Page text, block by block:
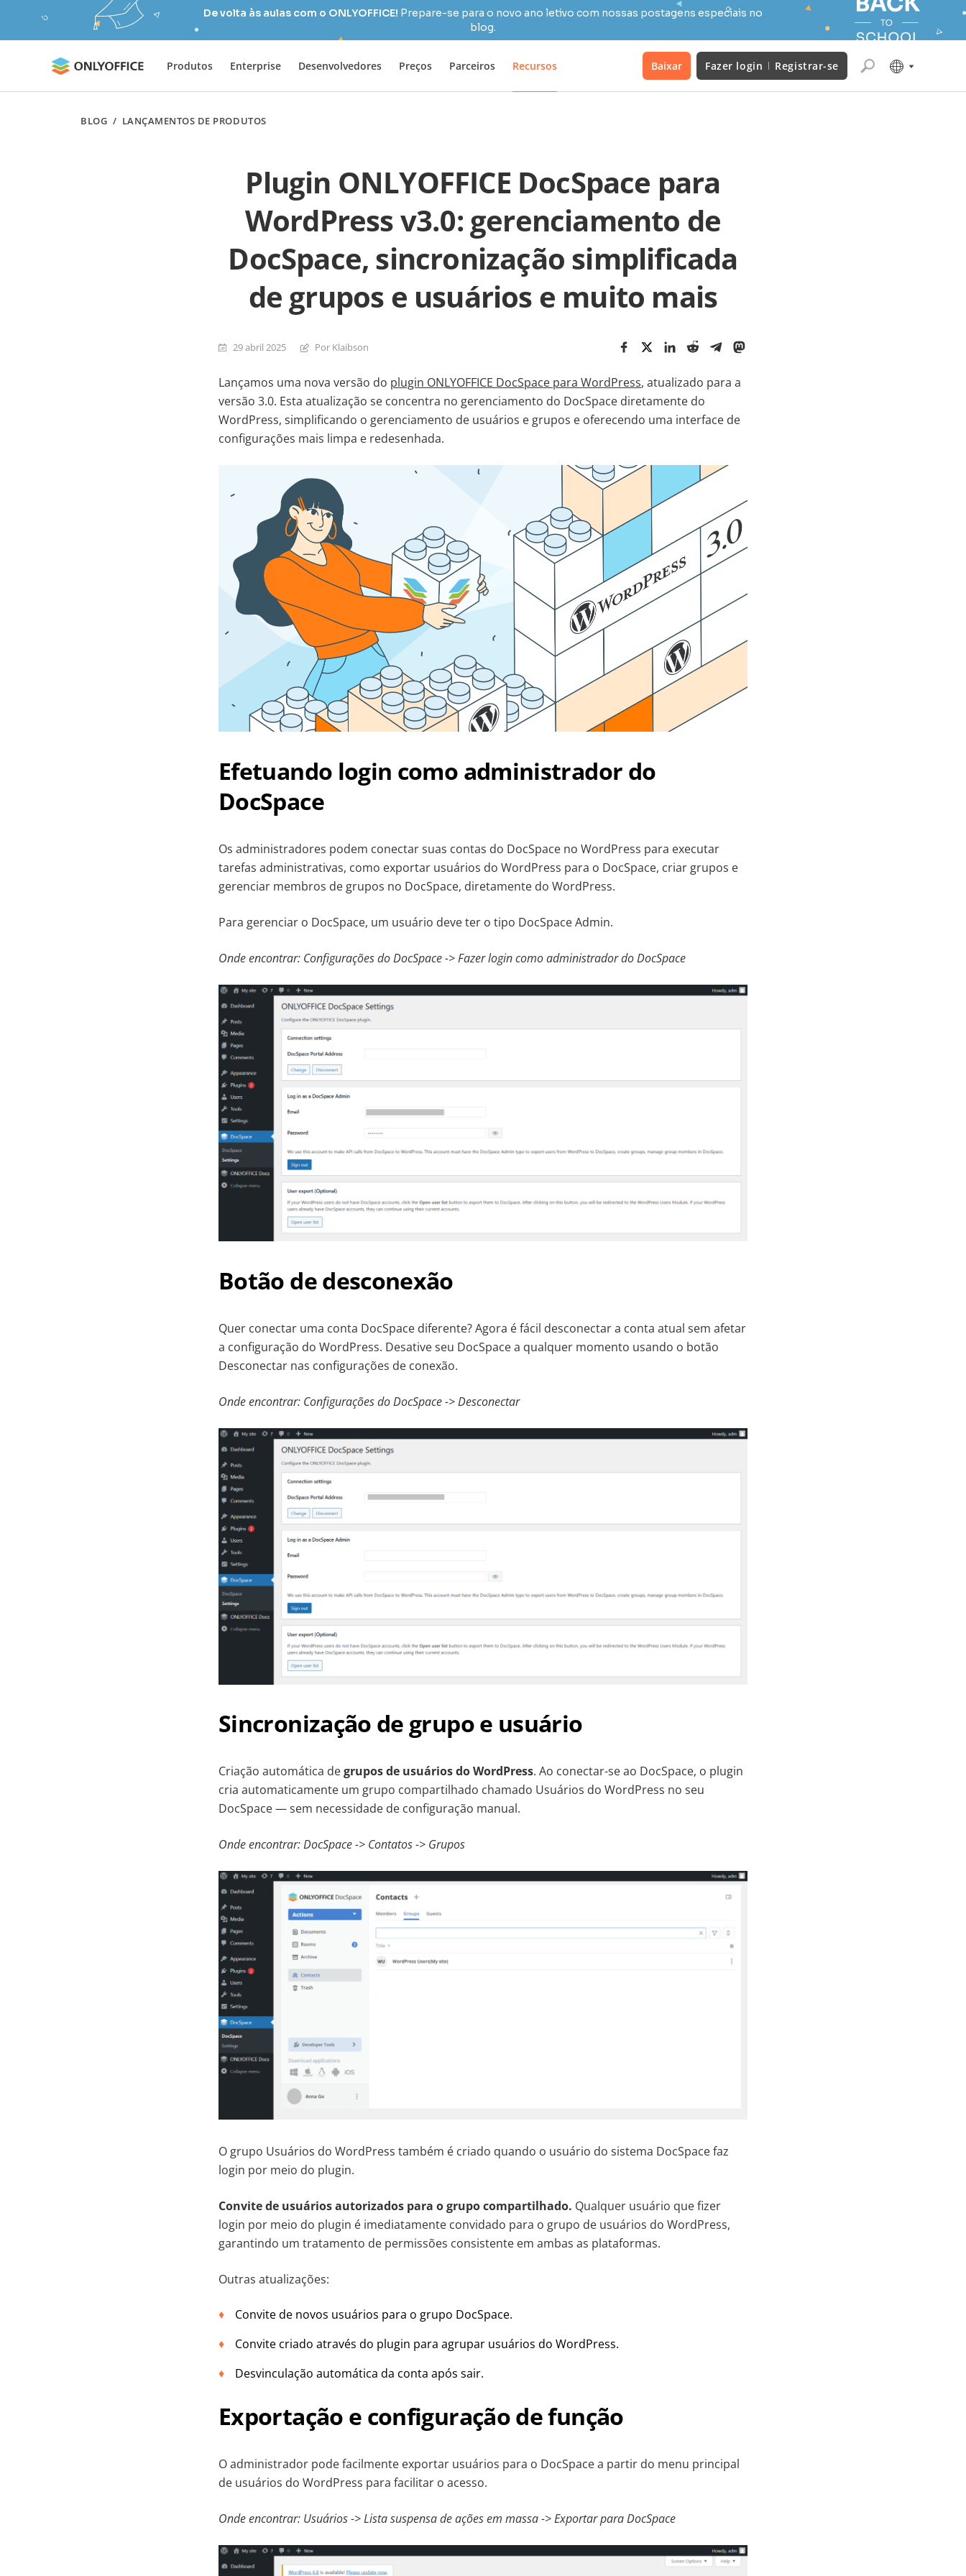
De volta às aulas com o ONLYOFFICE! Prepare-se para o novo ano letivo com nossas postagens especiais no
blog.
Produtos Enterprise Desenvolvedores Preços Parceiros Recursos Baixar Fazer login Registrar-se
BLOG / LANÇAMENTOS DE PRODUTOS
Plugin ONLYOFFICE DocSpace para
WordPress v3.0: gerenciamento de
DocSpace, sincronização simplificada
de grupos e usuários e muito mais
29 abril 2025 Por Klaibson
Lançamos uma nova versão do plugin ONLYOFFICE DocSpace para WordPress, atualizado para a
versão 3.0. Esta atualização se concentra no gerenciamento do DocSpace diretamente do
WordPress, simplificando o gerenciamento de usuários e grupos e oferecendo uma interface de
configurações mais limpa e redesenhada.
Efetuando login como administrador do
DocSpace
Os administradores podem conectar suas contas do DocSpace no WordPress para executar
tarefas administrativas, como exportar usuários do WordPress para o DocSpace, criar grupos e
gerenciar membros de grupos no DocSpace, diretamente do WordPress.
Para gerenciar o DocSpace, um usuário deve ter o tipo DocSpace Admin.
Onde encontrar: Configurações do DocSpace -> Fazer login como administrador do DocSpace
Botão de desconexão
Quer conectar uma conta DocSpace diferente? Agora é fácil desconectar a conta atual sem afetar
a configuração do WordPress. Desative seu DocSpace a qualquer momento usando o botão
Desconectar nas configurações de conexão.
Onde encontrar: Configurações do DocSpace -> Desconectar
Sincronização de grupo e usuário
Criação automática degrupos de usuários do WordPress. Ao conectar-se ao DocSpace, o plugin
cria automaticamente um grupo compartilhado chamado Usuários do WordPress no seu
DocSpace — sem necessidade de configuração manual.
Onde encontrar: DocSpace -> Contatos -> Grupos
O grupo Usuários do WordPress também é criado quando o usuário do sistema DocSpace faz
login por meio do plugin.
Convite de usuários autorizados para o grupo compartilhado. Qualquer usuário que fizer
login por meio do plugin é imediatamente convidado para o grupo de usuários do WordPress,
garantindo um tratamento de permissões consistente em ambas as plataformas.
Outras atualizações:
Convite de novos usuários para o grupo DocSpace.
Convite criado através do plugin para agrupar usuários do WordPress.
Desvinculação automática da conta após sair.
Exportação e configuração de função
O administrador pode facilmente exportar usuários para o DocSpace a partir do menu principal
de usuários do WordPress para facilitar o acesso.
Onde encontrar: Usuários -> Lista suspensa de ações em massa -> Exportar para DocSpace